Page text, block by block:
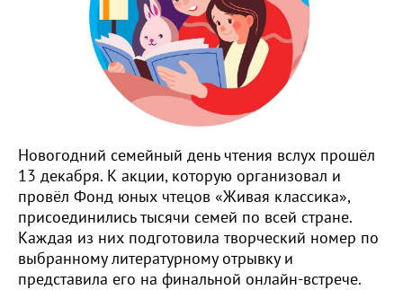
Новогодний семейный день чтения вслух прошёл
13 декабря. К акции, которую организовал и
провёл Фонд юных чтецов «Живая классика»,
присоединились тысячи семей по всей стране.
Каждая из них подготовила творческий номер по
выбранному литературному отрывку и
представила его на финальной онлайн-встрече.